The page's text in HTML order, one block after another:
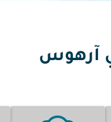
آرهوس